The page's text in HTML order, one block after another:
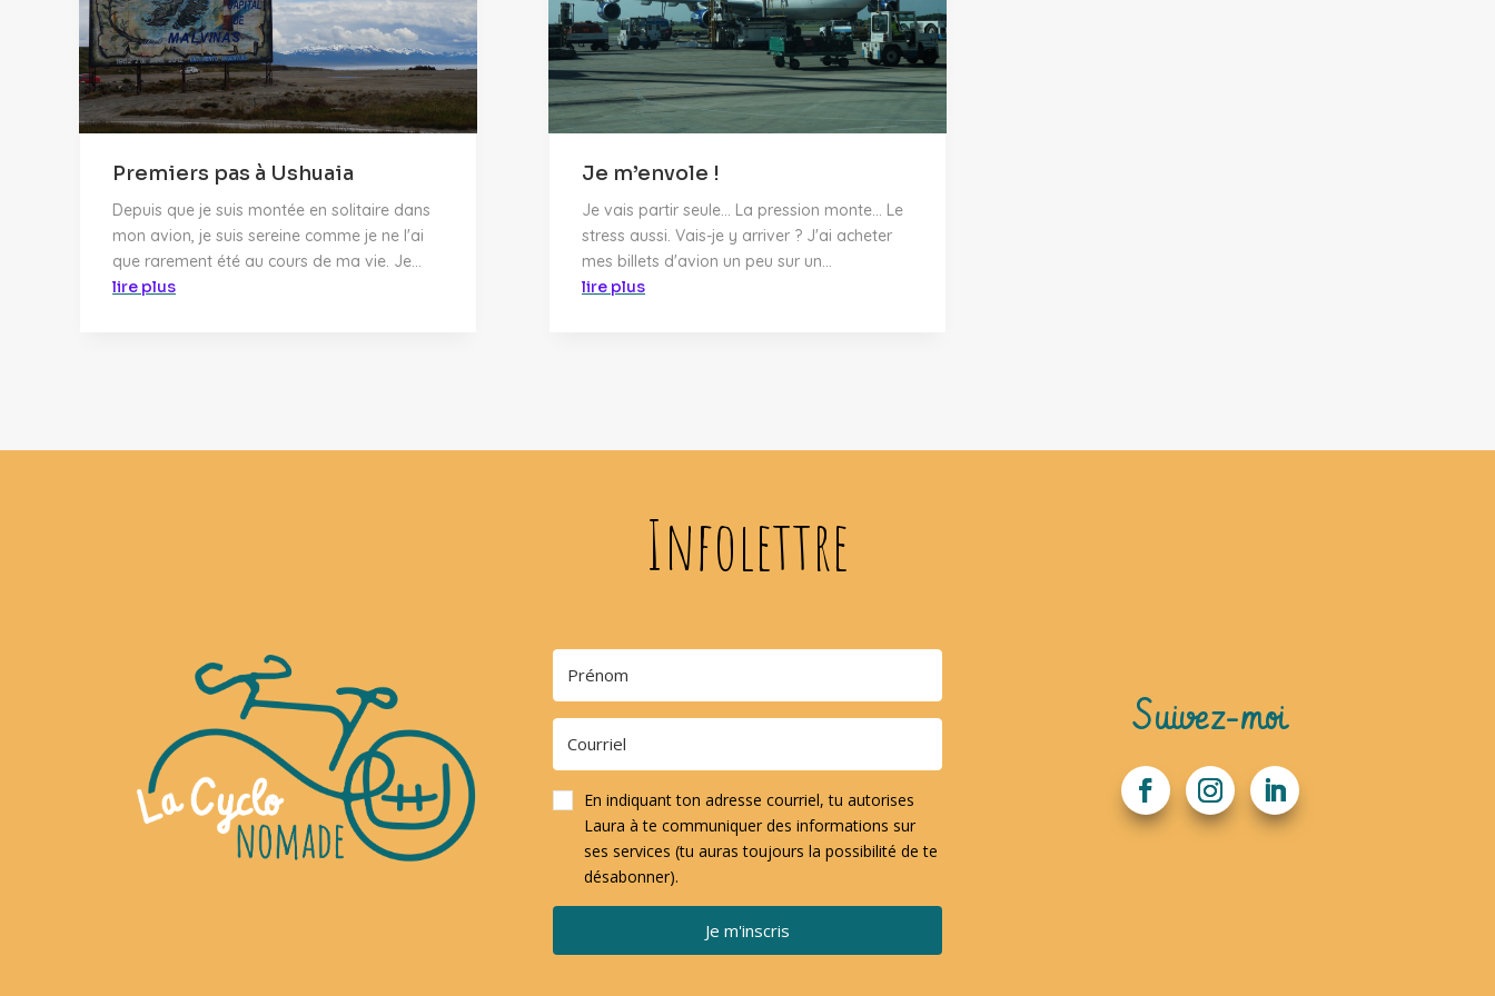
Premiers pas à Ushuaia
Depuis que je suis montée en solitaire dans
mon avion, je suis sereine comme je ne l'ai
que rarement été au cours de ma vie. Je...
lire plus
Je m’envole !
Je vais partir seule… La pression monte… Le
stress aussi. Vais-je y arriver ? J'ai acheter
mes billets d'avion un peu sur un...
lire plus
Infolettre
En indiquant ton adresse courriel, tu autorises
Laura à te communiquer des informations sur
ses services (tu auras toujours la possibilité de te
désabonner).
Je m'inscris
Suivez-moi